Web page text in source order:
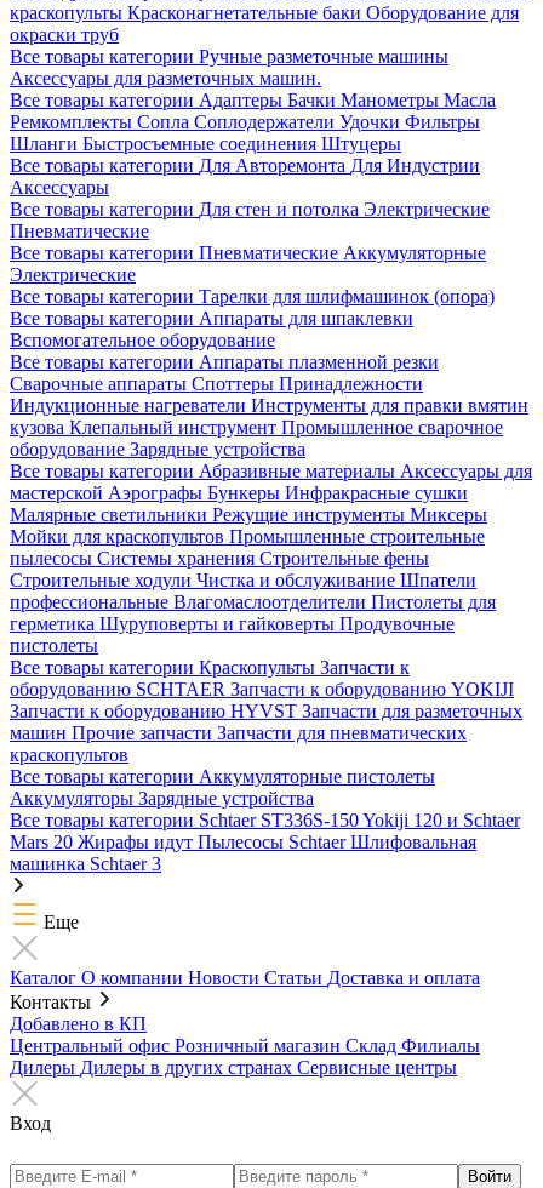
краскопульты Красконагнетательные баки Оборудование для
окраски труб
Все товары категории Ручные разметочные машины
Аксессуары для разметочных машин.
Все товары категории Адаптеры Бачки Манометры Масла
Ремкомплекты Сопла Соплодержатели Удочки Фильтры
Шланги Быстросъемные соединения Штуцеры
Все товары категории Для Авторемонта Для Индустрии
Аксессуары
Все товары категории Для стен и потолка Электрические
Пневматические
Все товары категории Пневматические Аккумуляторные
Электрические
Все товары категории Тарелки для шлифмашинок (опора)
Все товары категории Аппараты для шпаклевки
Вспомогательное оборудование
Все товары категории Аппараты плазменной резки
Сварочные аппараты Споттеры Принадлежности
Индукционные нагреватели Инструменты для правки вмятин
кузова Клепальный инструмент Промышленное сварочное
оборудование Зарядные устройства
Все товары категории Абразивные материалы Аксессуары для
мастерской Аэрографы Бункеры Инфракрасные сушки
Малярные светильники Режущие инструменты Миксеры
Мойки для краскопультов Промышленные строительные
пылесосы Системы хранения Строительные фены
Строительные ходули Чистка и обслуживание Шпатели
профессиональные Влагомаслоотделители Пистолеты для
герметика Шуруповерты и гайковерты Продувочные
пистолеты
Все товары категории Краскопульты Запчасти к
оборудованию SCHTAER Запчасти к оборудованию YOKIJI
Запчасти к оборудованию HYVST Запчасти для разметочных
машин Прочие запчасти Запчасти для пневматических
краскопультов
Все товары категории Аккумуляторные пистолеты
Аккумуляторы Зарядные устройства
Все товары категории Schtaer ST336S-150Yokiji 120 и Schtaer
Mars 20 Жирафы идут Пылесосы SchtaerШлифовальная
машинка Schtaer 3
Еще
Каталог О компании Новости Статьи Доставка и оплата
Контакты
Добавлено в КП
Центральный офис Розничный магазин Склад Филиалы
Дилеры Дилеры в других странах Сервисные центры
Вход